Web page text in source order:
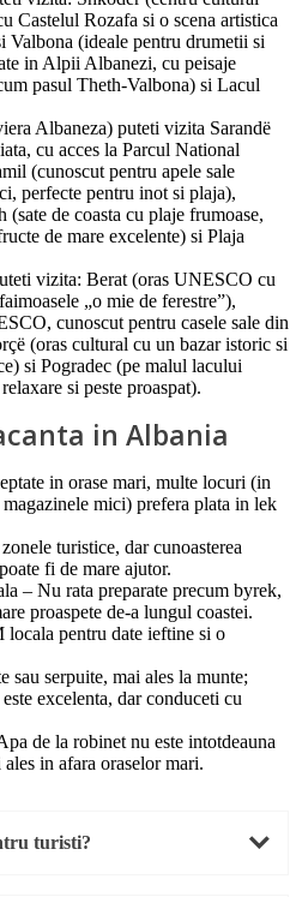
Castelul Rozafa si o scena artistica
Valbona (ideale pentru drumetii si
in Alpii Albanezi, cu peisaje
pasul Theth-Valbona) si Lacul
Albaneza) puteti vizita Sarandë
cu acces la Parcul National
(cunoscut pentru apele sale
perfecte pentru inot si plaja),
de coasta cu plaje frumoase,
de mare excelente) si Plaja
vizita: Berat (oras UNESCO cu
„o mie de ferestre”),
cunoscut pentru casele sale din
(oras cultural cu un bazar istoric si
si Pogradec (pe malul lacului
si peste proaspat).
in Albania
in orase mari, multe locuri (in
mici) prefera plata in lek
turistice, dar cunoasterea
fi de mare ajutor.
– Nu rata preparate precum byrek,
proaspete de-a lungul coastei.
locala pentru date ieftine si o
sau serpuite, mai ales la munte;
excelenta, dar conduceti cu
de la robinet nu este intotdeauna
in afara oraselor mari.
turisti?